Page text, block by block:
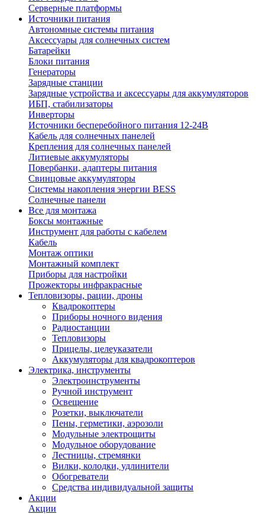
Серверные платформы
Источники питания
Автономные системы питания
Аксессуары для солнечных систем
Батарейки
Блоки питания
Генераторы
Зарядные станции
Зарядные устройства и аксессуары для аккумуляторов
ИБП, стабилизаторы
Инверторы
Источники бесперебойного питания 12-24В
Кабель для солнечных панелей
Крепления для солнечных панелей
Литиевые аккумуляторы
Повербанки, адаптеры питания
Свинцовые аккумуляторы
Системы накопления энергии BESS
Солнечные панели
Все для монтажа
Боксы монтажные
Инструмент для работы с кабелем
Кабель
Монтаж оптики
Монтажный комплект
Приборы для настройки
Прожекторы инфракрасные
Тепловизоры, рации, дроны
Квадрокоптеры
Приборы ночного видения
Радиостанции
Тепловизоры
Прицелы, целеуказатели
Аккумуляторы для квадрокоптеров
Электрика, инструменты
Электроинструменты
Ручной инструмент
Освещение
Розетки, выключатели
Пены, герметики, аэрозоли
Модульные электрощиты
Модульное оборудование
Лестницы, стремянки
Вилки, колодки, удлинители
Обогреватели
Средства индивидуальной защиты
Акции
Акции